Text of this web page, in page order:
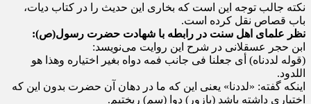
نکته جالب توجه این است که بخاری این حدیث را در کتاب دیات،
باب قصاص نقل کرده است.
نظر علمای اهل سنت در رابطه با شهادت حضرت رسول(ص):
ابن حجر عسقلانی در شرح این روایت می‌نویسد:
(قوله لددناه) أی جعلنا فی جانب فمه دواه بغیر اختیاره وهذا هو
اللدود.
اینکه گفته: «لددنا» یعنی این که ما در دهان آن حضرت بدون این که
اختیاری داشته باشد (بازور) دوا (سم) ریختیم.